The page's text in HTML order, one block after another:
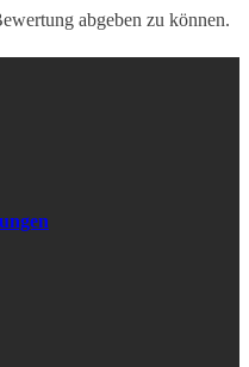
abgeben zu können.